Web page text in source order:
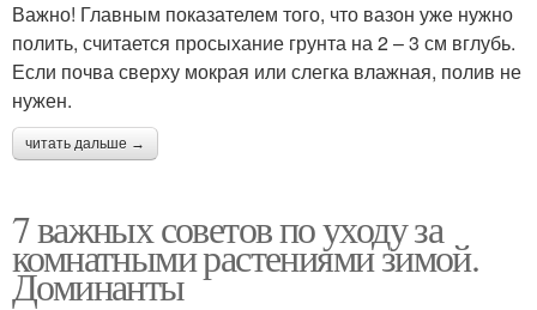
Важно! Главным показателем того, что вазон уже нужно
полить, считается просыхание грунта на 2 – 3 см вглубь.
Если почва сверху мокрая или слегка влажная, полив не
нужен.
читать дальше →
7 важных советов по уходу за
комнатными растениями зимой.
Доминанты